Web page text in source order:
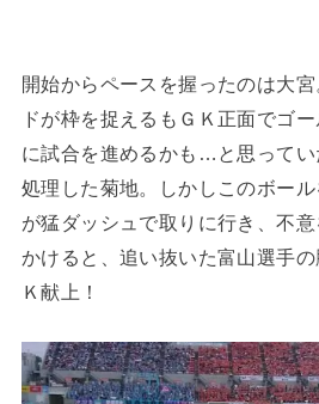
開始からペースを握ったのは大
ドが枠を捉えるもＧＫ正面でゴ
に試合を進めるかも…と思ってい
処理した菊地。しかしこのボー
が猛ダッシュで取りに行き、不
かけると、追い抜いた富山選手
Ｋ献上！